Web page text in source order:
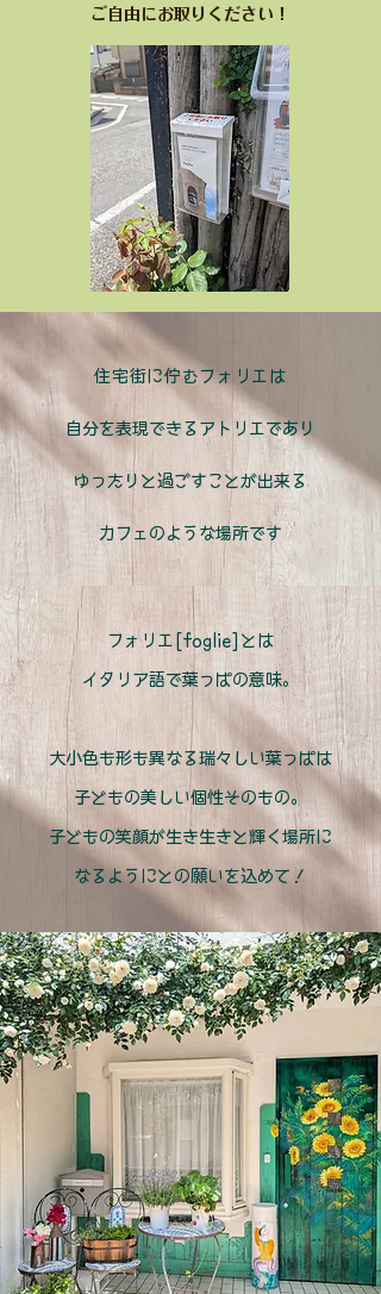
​ご自由にお取りください！
住宅街に佇むフォリエは​
自分を表現できるアトリエであり
ゆったりと過ごすことが出来る
カフェのような場所です
フォリエ[foglie]とは
イタリア語で葉っぱの意味。
大小色も形も異なる瑞々しい葉っぱは
子どもの美しい個性そのもの。
子どもの笑顔が生き生きと輝く場所に
なるようにとの願いを込めて！​​